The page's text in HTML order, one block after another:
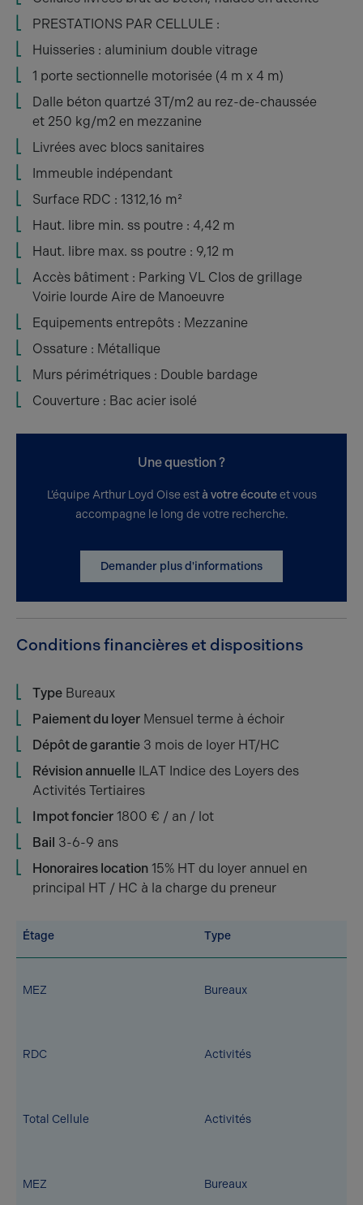
PRESTATIONS PAR CELLULE :
Huisseries : aluminium double vitrage
1 porte sectionnelle motorisée (4 m x 4 m)
Dalle béton quartzé 3T/m2 au rez-de-chaussée
et 250 kg/m2 en mezzanine
Livrées avec blocs sanitaires
Immeuble indépendant
Surface RDC : 1312,16 m²
Haut. libre min. ss poutre : 4,42 m
Haut. libre max. ss poutre : 9,12 m
Accès bâtiment : Parking VL Clos de grillage
Voirie lourde Aire de Manoeuvre
Equipements entrepôts : Mezzanine
Ossature : Métallique
Murs périmétriques : Double bardage
Couverture : Bac acier isolé
Une question ?
L’équipe Arthur Loyd Oise est à votre écouteet vous
accompagne le long de votre recherche.
Demander plus d'informations
Conditions financières et dispositions
Type Bureaux
Paiement du loyer Mensuel terme à échoir
Dépôt de garantie 3 mois de loyer HT/HC
Révision annuelle ILAT Indice des Loyers des
Activités Tertiaires
Impot foncier 1800 € / an / lot
Bail 3-6-9 ans
Honoraires location 15% HT du loyer annuel en
principal HT / HC à la charge du preneur
Étage Type
MEZ Bureaux
RDC Activités
Total Cellule Activités
MEZ Bureaux